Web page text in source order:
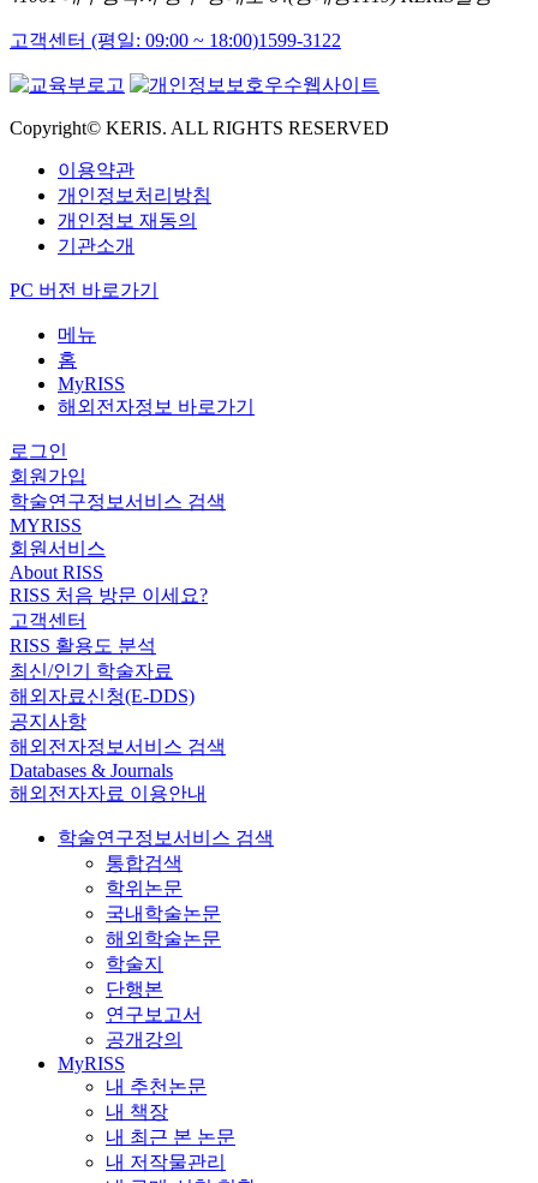
고객센터 (평일: 09:00 ~ 18:00)1599-3122
Copyright© KERIS. ALL RIGHTS RESERVED
이용약관
개인정보처리방침
개인정보 재동의
기관소개
PC 버전 바로가기
메뉴
홈
MyRISS
해외전자정보 바로가기
로그인
회원가입
학술연구정보서비스 검색
MYRISS
회원서비스
About RISS
RISS 처음 방문 이세요?
고객센터
RISS 활용도 분석
최신/인기 학술자료
해외자료신청(E-DDS)
공지사항
해외전자정보서비스 검색
Databases & Journals
해외전자자료 이용안내
학술연구정보서비스 검색
통합검색
학위논문
국내학술논문
해외학술논문
학술지
단행본
연구보고서
공개강의
MyRISS
내 추천논문
내 책장
내 최근 본 논문
내 저작물관리